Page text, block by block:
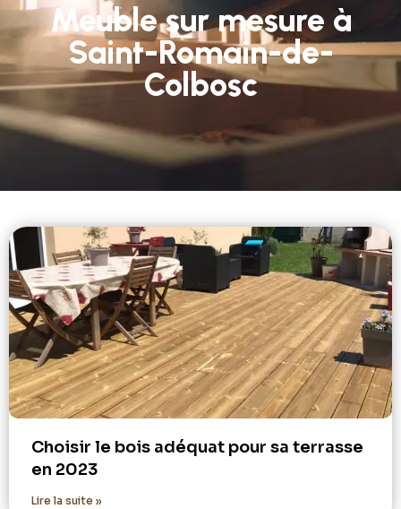
Meuble sur mesure à
Saint-Romain-de-
Colbosc
Choisir le bois adéquat pour sa terrasse
en 2023
Lire la suite »